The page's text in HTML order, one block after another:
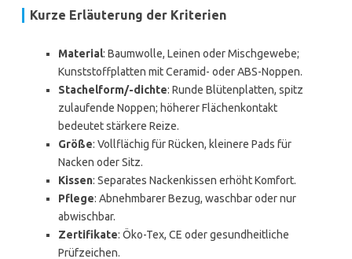
Kurze Erläuterung der Kriterien
Material: Baumwolle, Leinen oder Mischgewebe;
Kunststoffplatten mit Ceramid- oder ABS-Noppen.
Stachelform/-dichte: Runde Blütenplatten, spitz
zulaufende Noppen; höherer Flächenkontakt
bedeutet stärkere Reize.
Größe: Vollflächig für Rücken, kleinere Pads für
Nacken oder Sitz.
Kissen: Separates Nackenkissen erhöht Komfort.
Pflege: Abnehmbarer Bezug, waschbar oder nur
abwischbar.
Zertifikate: Öko-Tex, CE oder gesundheitliche
Prüfzeichen.